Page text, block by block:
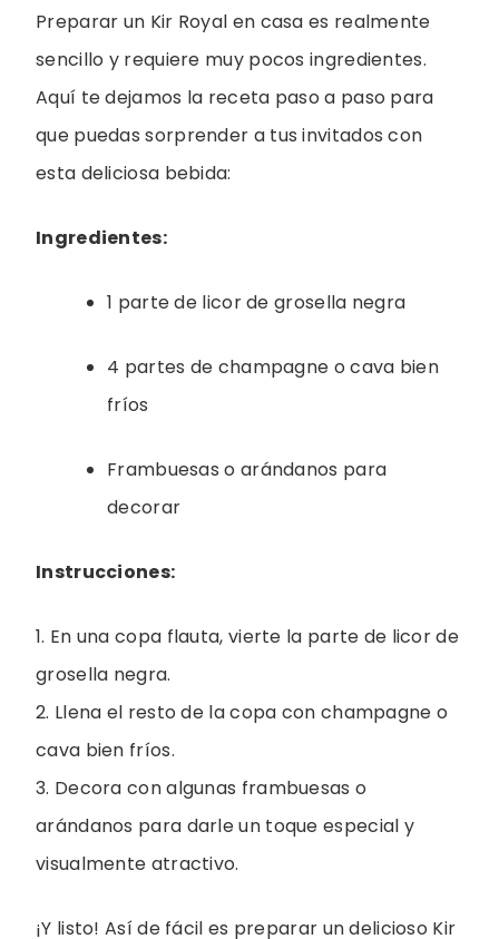
Preparar un Kir Royal en casa es realmente
sencillo y requiere muy pocos ingredientes.
Aquí te dejamos la receta paso a paso para
que puedas sorprender a tus invitados con
esta deliciosa bebida:
Ingredientes:
1 parte de licor de grosella negra
4 partes de champagne o cava bien
fríos
Frambuesas o arándanos para
decorar
Instrucciones:
1. En una copa flauta, vierte la parte de licor de
grosella negra.
2. Llena el resto de la copa con champagne o
cava bien fríos.
3. Decora con algunas frambuesas o
arándanos para darle un toque especial y
visualmente atractivo.
¡Y listo! Así de fácil es preparar un delicioso Kir